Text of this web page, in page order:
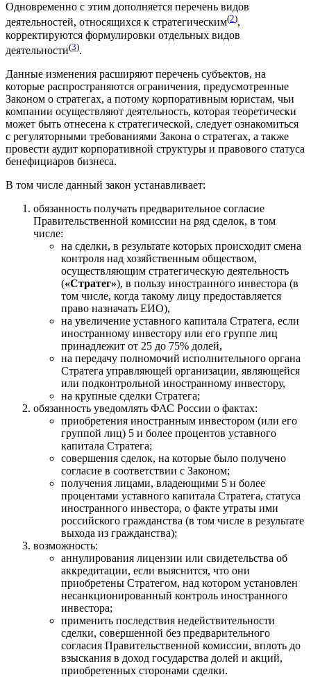
Одновременно с этим дополняется перечень видов
деятельностей, относящихся к стратегическим(2),
корректируются формулировки отдельных видов
деятельности(3).
Данные изменения расширяют перечень субъектов, на
которые распространяются ограничения, предусмотренные
Законом о стратегах, а потому корпоративным юристам, чьи
компании осуществляют деятельность, которая теоретически
может быть отнесена к стратегической, следует ознакомиться
с регуляторными требованиями Закона о стратегах, а также
провести аудит корпоративной структуры и правового статуса
бенефициаров бизнеса.
В том числе данный закон устанавливает:
обязанность получать предварительное согласие
Правительственной комиссии на ряд сделок, в том
числе:
на сделки, в результате которых происходит смена
контроля над хозяйственным обществом,
осуществляющим стратегическую деятельность
(«Стратег»), в пользу иностранного инвестора (в
том числе, когда такому лицу предоставляется
право назначать ЕИО),
на увеличение уставного капитала Стратега, если
иностранному инвестору или его группе лиц
принадлежит от 25 до 75% долей,
на передачу полномочий исполнительного органа
Стратега управляющей организации, являющейся
или подконтрольной иностранному инвестору,
на крупные сделки Стратега;
обязанность уведомлять ФАС России о фактах:
приобретения иностранным инвестором (или его
группой лиц) 5 и более процентов уставного
капитала Стратега;
совершения сделок, на которые было получено
согласие в соответствии с Законом;
получения лицами, владеющими 5 и более
процентами уставного капитала Стратега, статуса
иностранного инвестора, о факте утраты ими
российского гражданства (в том числе в результате
выхода из гражданства);
возможность:
аннулирования лицензии или свидетельства об
аккредитации, если выяснится, что они
приобретены Стратегом, над котором установлен
несанкционированный контроль иностранного
инвестора;
применить последствия недействительности
сделки, совершенной без предварительного
согласия Правительственной комиссии, вплоть до
взыскания в доход государства долей и акций,
приобретенных сторонами сделки.